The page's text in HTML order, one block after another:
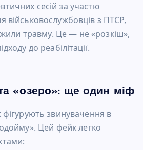
сесій за участю
військовослужбовців з ПТСР,
травму. Це — не «розкіш»,
до реабілітації.
«озеро»: ще один міф
фігурують звинувачення в
Цей фейк легко